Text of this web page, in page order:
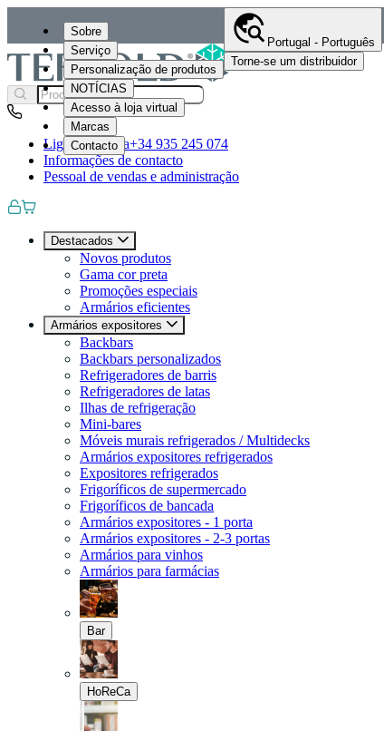
Sobre
Serviço
Personalização de produtos
NOTÍCIAS
Acesso à loja virtual
Marcas
Contacto
Portugal - Português
Torne-se um distribuidor
Ligue-nos para+34 935 245 074
Informações de contacto
Pessoal de vendas e administração
Destacados
Novos produtos
Gama cor preta
Promoções especiais
Armários eficientes
Armários expositores
Backbars
Backbars personalizados
Refrigeradores de barris
Refrigeradores de latas
Ilhas de refrigeração
Mini-bares
Móveis murais refrigerados / Multidecks
Armários expositores refrigerados
Expositores refrigerados
Frigoríficos de supermercado
Frigoríficos de bancada
Armários expositores - 1 porta
Armários expositores - 2-3 portas
Armários para vinhos
Armários para farmácias
Bar
HoReCa